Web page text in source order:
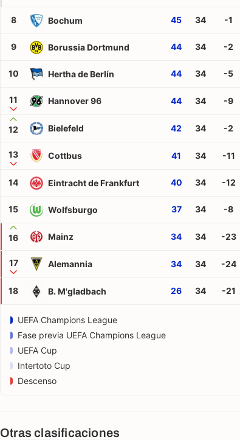
8 Bochum 45 34 -1
9 Borussia Dortmund 44 34 -2
10 Hertha de Berlín 44 34 -5
11 Hannover 96 44 34 -9
12 Bielefeld 42 34 -2
13 Cottbus 41 34 -11
14 Eintracht de Frankfurt 40 34 -12
15 Wolfsburgo 37 34 -8
16 Mainz 34 34 -23
17 Alemannia 34 34 -24
18 B. M'gladbach 26 34 -21
UEFA Champions League
Fase previa UEFA Champions League
UEFA Cup
Intertoto Cup
Descenso
Otras clasificaciones